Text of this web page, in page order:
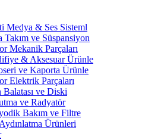
Medya & Ses Sisteml
ve Süspansiyon
Mekanik Parçaları
& Aksesuar Ürünle
ve Kaporta Ürünle
Elektrik Parçaları
ve Diski
ve Radyatör
Bakım ve Filtre
Ürünleri